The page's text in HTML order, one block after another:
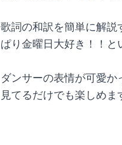
歌詞の和訳を簡単に解
ぱり金曜日大好き！！と
ダンサーの表情が可愛
見てるだけでも楽しめま